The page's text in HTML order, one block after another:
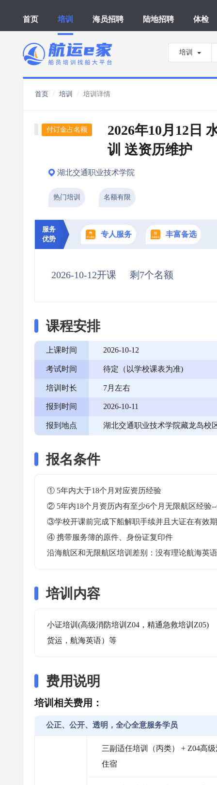
首页 培训 海员招聘 陆地招聘 体检
培训
首页 培训 培训详情
付订金占名额
2026年10月12日
训 送资历维护
湖北交通职业技术学院
热门培训 名额有限
服务
优势
专人服务 丰富备选
2026-10-12开课 剩7个名额
课程安排
上课时间 2026-10-12
考试时间 待定（以学校课表为准)
培训时长 7月左右
报到时间 2026-10-11
报到地点 湖北交通职业技术学院藏龙岛校
报名条件
① 5年内大于18个月对应资历经验
② 5年内18个月资历内有至少6个月无限航区经验
③学校开课前完成下船解职手续并且大证在有效
④ 携带服务簿的原件、身份证复印件
沿海航区和无限航区培训差别：没有理论航海英语
培训内容
小证培训(高级消防培训Z04，精通急救培训Z05)
货运，航海英语）等
费用说明
培训相关费用：
公正、公开、透明，全心全意服务学员
三副适任培训（丙类） + Z04高
住宿